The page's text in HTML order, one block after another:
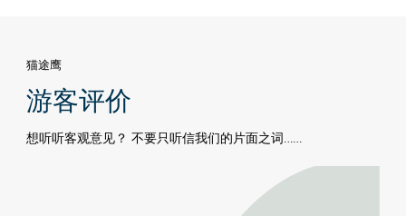
猫途鹰
游客评价
想听听客观意见？ 不要只听信我们的片面之词……